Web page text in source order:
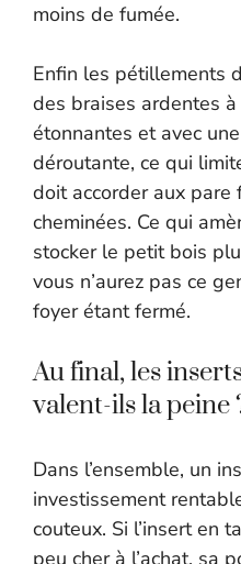
moins de fumée.
Enfin les pétillements
des braises ardentes
étonnantes et avec
déroutante, ce qui
doit accorder aux pare
cheminées. Ce qui
stocker le petit bois
vous n’aurez pas ce
foyer étant fermé.
Au final, les
valent-ils la peine
Dans l’ensemble, un
investissement
couteux. Si l’insert en